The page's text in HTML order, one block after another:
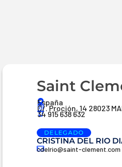
Saint
España
C/. Proción, 14 28023
34 915 638 632
DELEGADO
CRISTINA DEL RIO
cdelrio@saint-clement.com